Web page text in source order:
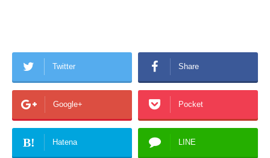
Twitter Share
Google+ Pocket
B! Hatena LINE